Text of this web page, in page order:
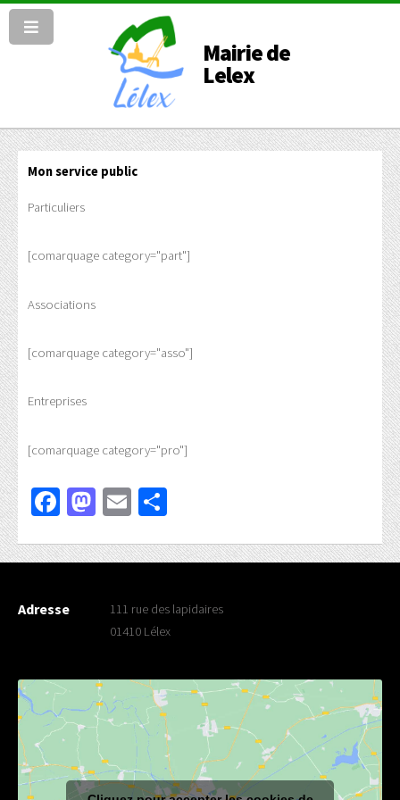
Mairie de
Lelex
Mon service public
Particuliers
[comarquage category="part"]
Associations
[comarquage category="asso"]
Entreprises
[comarquage category="pro"]
Facebook
Mastodon
Email
Adresse
111 rue des lapidaires
01410 Lélex